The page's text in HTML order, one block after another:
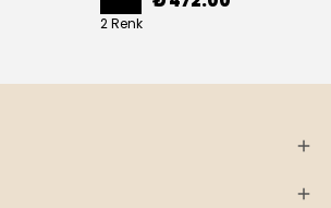
2 Renk